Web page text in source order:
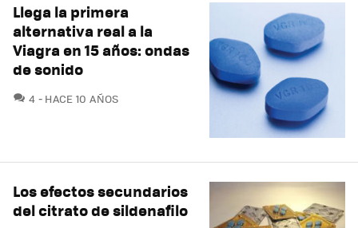
Llega la primera
alternativa real a la
Viagra en 15 años: ondas
de sonido
4 COMENTARIOS
HACE 10 AÑOS
Los efectos secundarios
del citrato de sildenafilo